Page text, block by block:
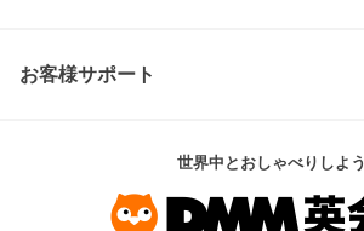
お客様サポート
世界中とおしゃべりしよう